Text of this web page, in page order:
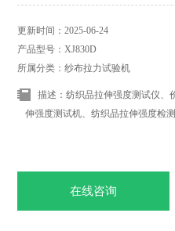
更新时间：2025-06-24
产品型号：XJ830D
所属分类：纱布拉力试验机
描述：纺织品拉伸强度测试仪、
伸强度测试机、纺织品拉伸强度检
在线咨询